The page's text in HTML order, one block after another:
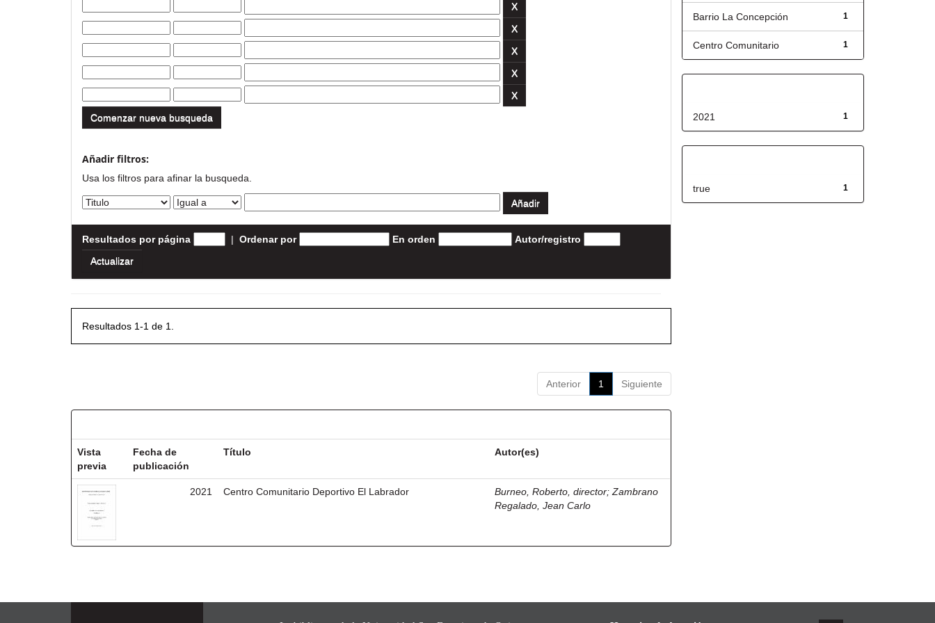
Comenzar nueva busqueda
Añadir filtros:
Usa los filtros para afinar la busqueda.
Resultados por página | Ordenar por En orden Autor/registro
Resultados 1-1 de 1.
Anterior 1 Siguiente
Vista
previa
Fecha de
publicación
Título Autor(es)
2021 Centro Comunitario Deportivo El Labrador Burneo, Roberto, director;Zambrano
Regalado, Jean Carlo
1
Barrio La Concepción
1
Centro Comunitario
1
2021
1
true